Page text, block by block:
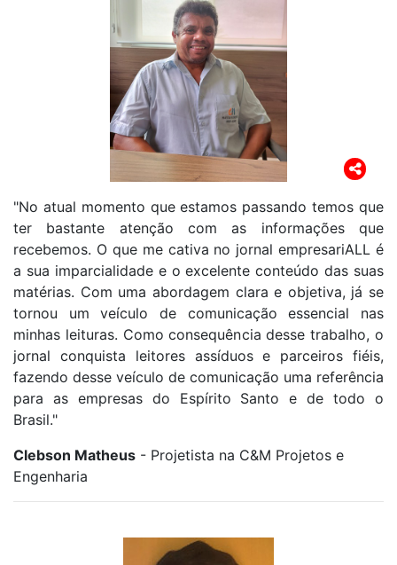
"No atual momento que estamos passando temos que
ter bastante atenção com as informações que
recebemos. O que me cativa no jornal empresariALL é
a sua imparcialidade e o excelente conteúdo das suas
matérias. Com uma abordagem clara e objetiva, já se
tornou um veículo de comunicação essencial nas
minhas leituras. Como consequência desse trabalho, o
jornal conquista leitores assíduos e parceiros fiéis,
fazendo desse veículo de comunicação uma referência
para as empresas do Espírito Santo e de todo o
Brasil."
Clebson Matheus - Projetista na C&M Projetos e
Engenharia